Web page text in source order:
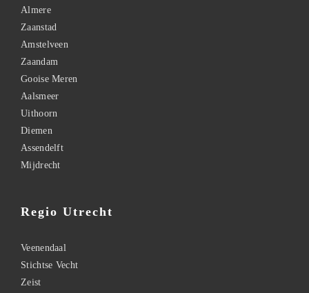
Almere
Zaanstad
Amstelveen
Zaandam
Gooise Meren
Aalsmeer
Uithoorn
Diemen
Assendelft
Mijdrecht
Regio Utrecht
Veenendaal
Stichtse Vecht
Zeist